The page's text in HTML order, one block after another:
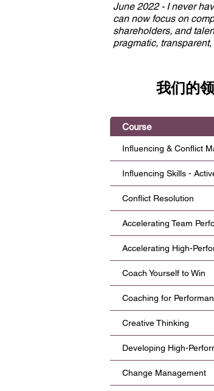
June 2022 - I never
can now focus on
shareholders, and
pragmatic,
approach and worked
a huge difference for
我们的
Course
Influencing & Conflict
Influencing Skills -
Conflict Resolution
Accelerating Team
Accelerating High-
Coach Yourself to Win
Coaching for
Creative Thinking
Developing High-
Change Management